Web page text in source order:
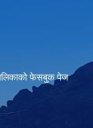
फेसबुक पेज